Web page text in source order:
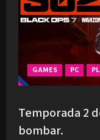
GAMES PC
Temporada 2
bombar.